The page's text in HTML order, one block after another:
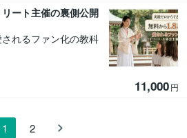
ート主催の裏側公開
れるファン化の教科
11,000円
1 2